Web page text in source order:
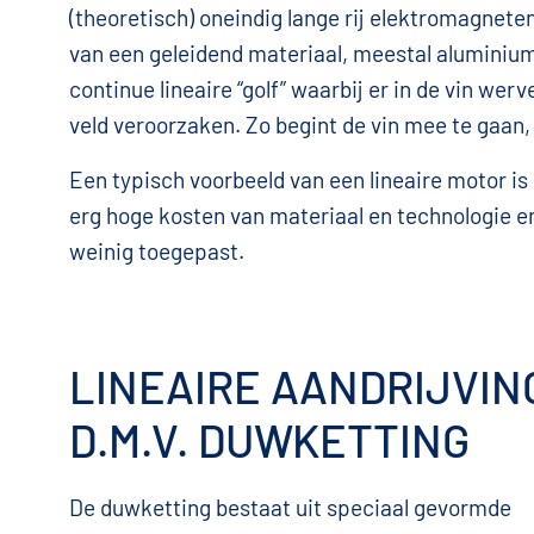
(theoretisch) oneindig lange rij
van een geleidend materiaal, meestal
continue lineaire “golf” waarbij er in de vin
veld veroorzaken. Zo begint de vin mee te
Een typisch voorbeeld van een lineaire motor
erg hoge kosten van materiaal en technologie
weinig toegepast.
LINEAIRE
D.M.V. DUWKETTING
De duwketting bestaat uit speciaal gevormde